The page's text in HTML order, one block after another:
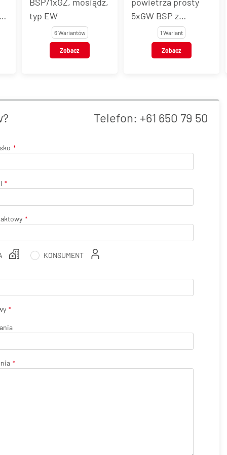
typ EW
6 Wariantów
Zobacz
5xGW BSP z
mocowaniem,
mosiądz, typ EW
1 Wariant
Zobacz
Telefon: +61 650 79 50
KONSUMENT